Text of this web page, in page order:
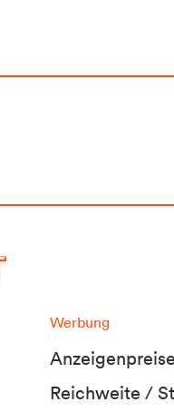
Werbung
Anzeigenpreise
Reichweite /